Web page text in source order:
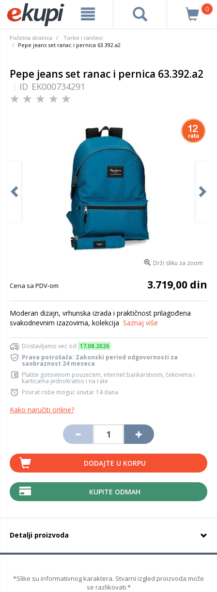
0
Početna stranica
Torbe i rančevi
Pepe jeans set ranac i pernica 63.392.a2
Pepe jeans set ranac i pernica 63.392.a2
ID EK000734291
Drži sliku za zoom
Cena sa PDV-om 3.719,00 din
Moderan dizajn, vrhunska izrada i praktičnost prilagođena
svakodnevnim izazovima, kolekcija Saznaj više
Dostavljamo već od 17.08.2026
Prava potrošača: Zakonski period odgovornosti za
saobraznost 24 meseca
Platite gotovinom pouzećem, internet bankarstvom, čekovima i
karticama jednokratno i na rate
Povrat robe moguć unutar 14 dana
Kako naručiti online?
DODAJTE U KORPU
KUPITE ODMAH
Detalji proizvoda
*Slike su informativnog karaktera. Stvarni izgled proizvoda može
se razlikovati.*